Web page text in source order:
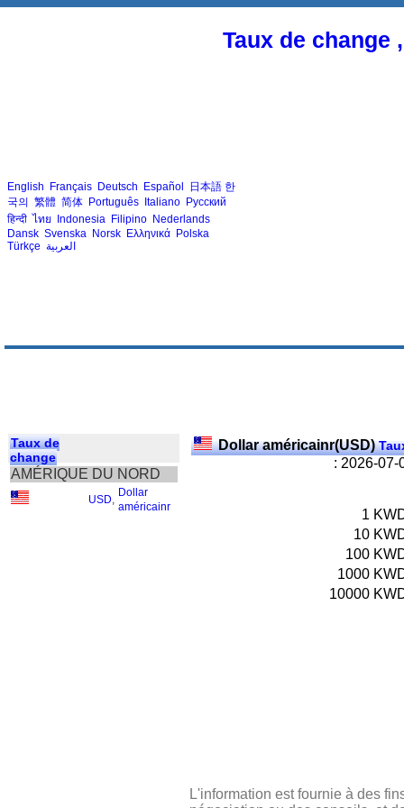
Taux de change
English Français Deutsch Español 日本語 한
국의 繁體 简体 Português Italiano Русский
हिन्दी ไทย Indonesia Filipino Nederlands
Dansk Svenska Norsk Ελληνικά Polska
Türkçe العربية
Taux de
change
AMÉRIQUE DU NORD
USD
Dollar
américainr
Dollar américainr(USD)
: 2026-07-
1
10
100
1000
10000
L'information est fournie à des